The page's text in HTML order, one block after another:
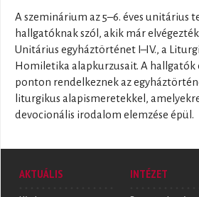
A szeminárium az 5–6. éves unitárius
hallgatóknak szól, akik már
Unitárius egyháztörténet I–IV., a
Homiletika alapkurzusait. A hallgatók
ponton rendelkeznek az
liturgikus alapismeretekkel,
devocionális irodalom elemzése épül.
AKTUÁLIS
INTÉZET